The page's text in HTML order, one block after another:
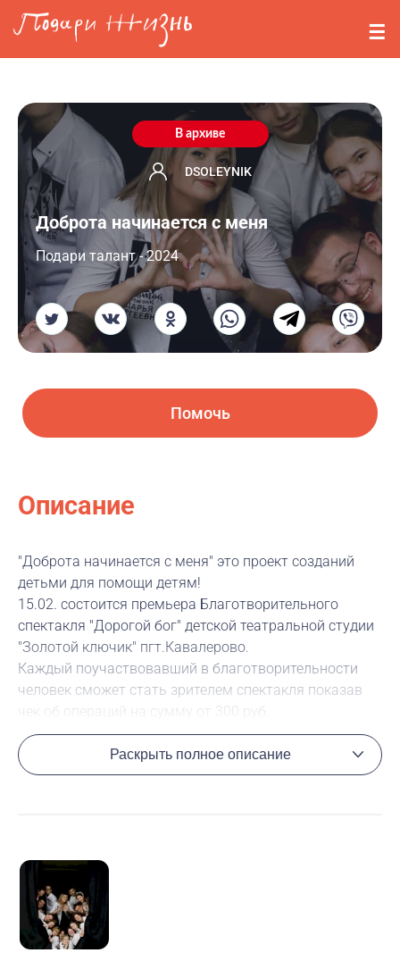
Перейти к основному содержанию
События
О нас
Вопросы
Войти
Регистрация
В архиве
DSOLEYNIK
Доброта начинается с меня
Подари талант - 2024
Помочь
Описание
"Доброта начинается с меня" это проект созданий
детьми для помощи детям!
15.02. состоится премьера Благотворительного
спектакля "Дорогой бог" детской театральной студии
"Золотой ключик" пгт.Кавалерово.
Каждый поучаствовавший в благотворительности
человек сможет стать зрителем спектакля показав
чек об операций на сумму от 300 руб.
Раскрыть полное описание